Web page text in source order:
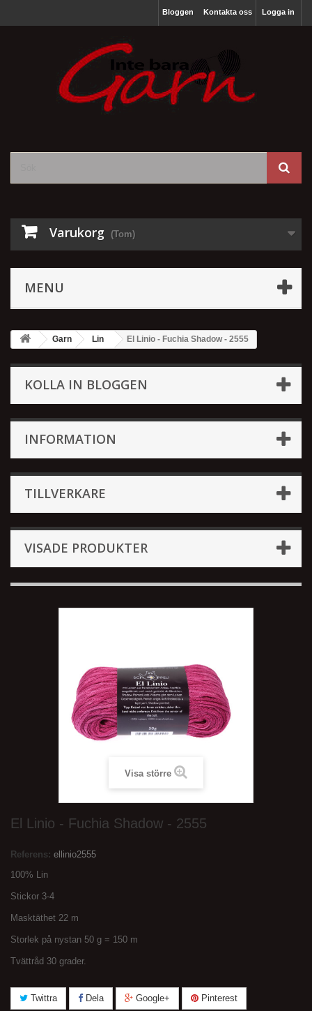
Logga in
Bloggen Kontakta oss
Varukorg (Tom)
MENU
Garn Lin El Linio - Fuchia Shadow - 2555
KOLLA IN BLOGGEN
INFORMATION
TILLVERKARE
VISADE PRODUKTER
Visa större
El Linio - Fuchia Shadow - 2555
Referens: ellinio2555
100% Lin
Stickor 3-4
Masktäthet 22 m
Storlek på nystan 50 g = 150 m
Tvättråd 30 grader.
Twittra Dela Google+ Pinterest